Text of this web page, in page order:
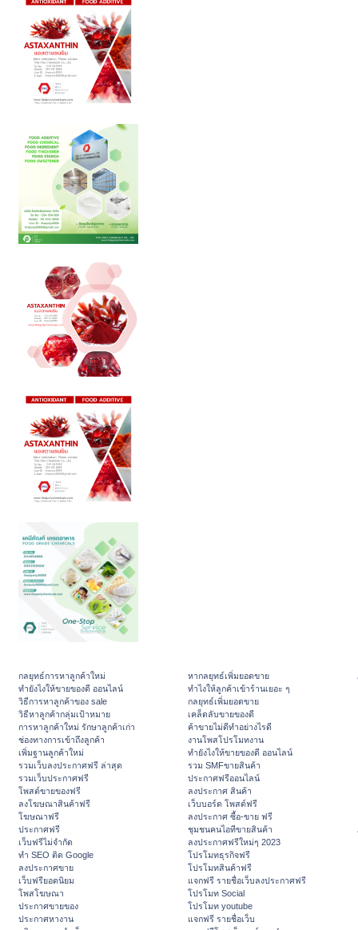
กลยุทธ์การหาลูกค้าใหม่
ทํายังไงให้ขายของดี ออนไลน์
วิธีการหาลูกค้าของ sale
วิธีหาลูกค้ากลุ่มเป้าหมาย
การหาลูกค้าใหม่ รักษาลูกค้าเก่า
ช่องทางการเข้าถึงลูกค้า
เพิ่มฐานลูกค้าใหม่
รวมเว็บลงประกาศฟรี ล่าสุด
รวมเว็บประกาศฟรี
โพสต์ขายของฟรี
ลงโฆษณาสินค้าฟรี
โฆษณาฟรี
ประกาศฟรี
เว็บฟรีไม่จำกัด
ทำ SEO ติด Google
ลงประกาศขาย
เว็บฟรียอดนิยม
โพสโฆษณา
ประกาศขายของ
ประกาศหางาน
หากลยุทธ์เพิ่มยอดขาย
ทําไงให้ลูกค้าเข้าร้านเยอะ ๆ
กลยุทธ์เพิ่มยอดขาย
เคล็ดลับขายของดี
ค้าขายไม่ดีทำอย่างไรดี
งานโพสโปรโมทงาน
ทํายังไงให้ขายของดี ออนไลน์
รวม SMFขายสินค้า
ประกาศฟรีออนไลน์
ลงประกาศ สินค้า
เว็บบอร์ด โพสต์ฟรี
ลงประกาศ ซื้อ-ขาย ฟรี
ชุมชนคนไอทีขายสินค้า
ลงประกาศฟรีใหม่ๆ 2023
โปรโมทธุรกิจฟรี
โปรโมทสินค้าฟรี
แจกฟรี รายชื่อเว็บลงประกาศฟรี
โปรโมท Social
โปรโมท youtube
แจกฟรี รายชื่อเว็บ